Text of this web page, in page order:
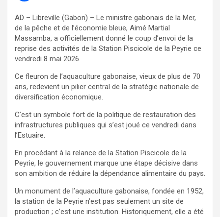
AD – Libreville (Gabon) – Le ministre gabonais de la Mer,
de la pêche et de l’économie bleue, Aimé Martial
Massamba, a officiellement donné le coup d’envoi de la
reprise des activités de la Station Piscicole de la Peyrie ce
vendredi 8 mai 2026.
Ce fleuron de l’aquaculture gabonaise, vieux de plus de 70
ans, redevient un pilier central de la stratégie nationale de
diversification économique.
C’est un symbole fort de la politique de restauration des
infrastructures publiques qui s’est joué ce vendredi dans
l’Estuaire.
En procédant à la relance de la Station Piscicole de la
Peyrie, le gouvernement marque une étape décisive dans
son ambition de réduire la dépendance alimentaire du pays.
Un monument de l’aquaculture gabonaise, fondée en 1952,
la station de la Peyrie n’est pas seulement un site de
production ; c’est une institution. Historiquement, elle a été